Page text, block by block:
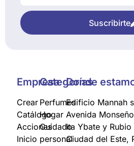
Suscribirte
Empresa
Crear
Catálogo
Acciones
Inicio
Categorías
Perfumes
Hogar
Cuidado
personal
Donde
Edificio Mannah
Avenida
Ita Ybate y
Ciudad del Este,